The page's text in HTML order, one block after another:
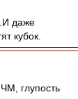
даже
кубок.
глупость